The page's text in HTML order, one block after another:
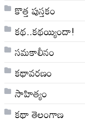
కొత్త పుస్తకం
కథ..కథయ్యిందా!
సమకాలీనం
కథావరణం
సాహిత్యం
కథా తెలంగాణ